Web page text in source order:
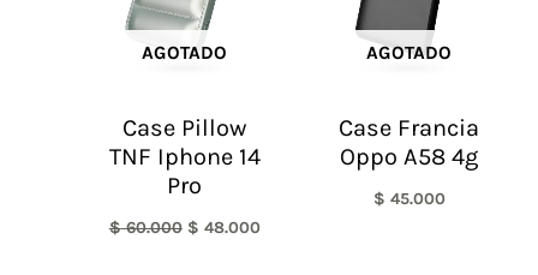
AGOTADO
Case Pillow
TNF Iphone 14
Pro
$60.000 $ 48.000
AGOTADO
Case Francia
Oppo A58 4g
$ 45.000